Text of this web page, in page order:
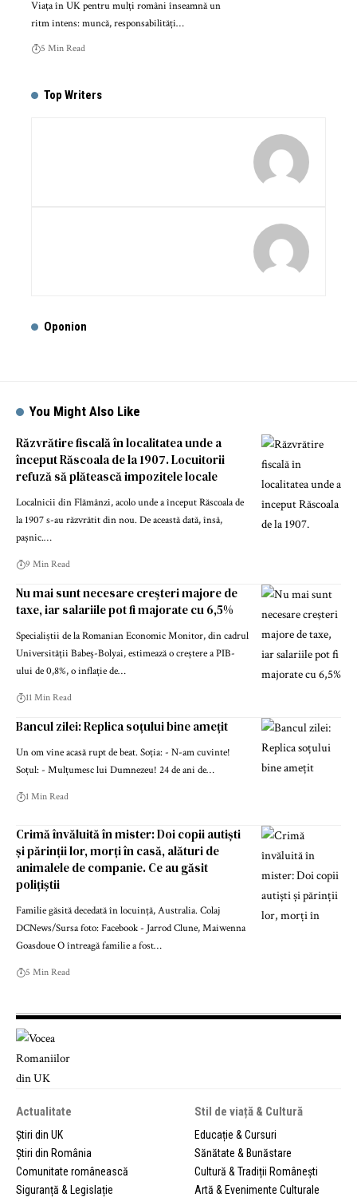
Viața în UK pentru mulți români înseamnă un
ritm intens: muncă, responsabilități…
5 Min Read
Top Writers
Oponion
You Might Also Like
Răzvrătire fiscală în localitatea unde a
început Răscoala de la 1907. Locuitorii
refuză să plătească impozitele locale
Localnicii din Flămânzi, acolo unde a început Răscoala de
la 1907 s-au răzvrătit din nou. De această dată, însă,
pașnic.…
9 Min Read
Nu mai sunt necesare creşteri majore de
taxe, iar salariile pot fi majorate cu 6,5%
Specialiștii de la Romanian Economic Monitor, din cadrul
Universității Babeș-Bolyai, estimează o creștere a PIB-
ului de 0,8%, o inflație de…
11 Min Read
Bancul zilei: Replica soțului bine amețit
Un om vine acasă rupt de beat. Soția: - N-am cuvinte!
Soțul: - Mulțumesc lui Dumnezeu! 24 de ani de…
1 Min Read
Crimă învăluită în mister: Doi copii autiști
și părinții lor, morți în casă, alături de
animalele de companie. Ce au găsit
polițiștii
Familie găsită decedată în locuință, Australia. Colaj
DCNews/Sursa foto: Facebook - Jarrod Clune, Maiwenna
Goasdoue O întreagă familie a fost…
5 Min Read
Actualitate
Știri din UK
Știri din România
Comunitate românească
Siguranță & Legislație
Stil de viață & Cultură
Educație & Cursuri
Sănătate & Bunăstare
Cultură & Tradiții Românești
Artă & Evenimente Culturale